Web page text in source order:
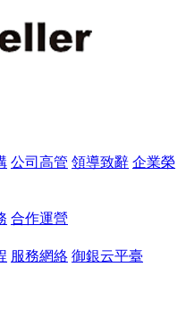
公司高管 領導致辭 企業榮
合作運營
服務網絡 御銀云平臺